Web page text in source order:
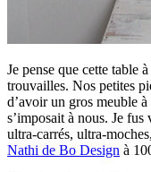
Je pense que cette table
trouvailles. Nos petites
d’avoir un gros meuble
s’imposait à nous. Je
ultra-carrés, ultra-
Nathi de Bo Design à